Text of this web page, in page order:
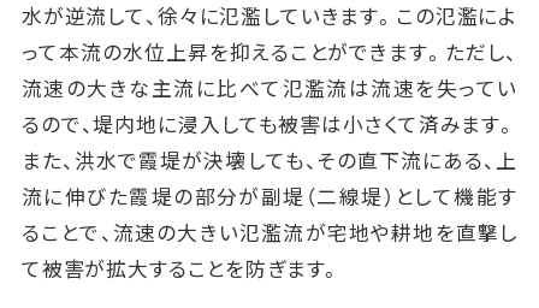
水が逆流して、徐々に氾濫していきます。この氾濫によ
って本流の水位上昇を抑えることができます。ただし、
流速の大きな主流に比べて氾濫流は流速を失ってい
るので、堤内地に浸入しても被害は小さくて済みます。
また、洪水で霞堤が決壊しても、その直下流にある、上
流に伸びた霞堤の部分が副堤（二線堤）として機能す
ることで、流速の大きい氾濫流が宅地や耕地を直撃し
て被害が拡大することを防ぎます。